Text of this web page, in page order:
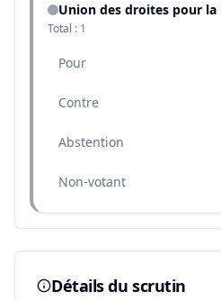
Union des droites pour la
Total : 1
Pour
Contre
Abstention
Non-votant
Détails du scrutin